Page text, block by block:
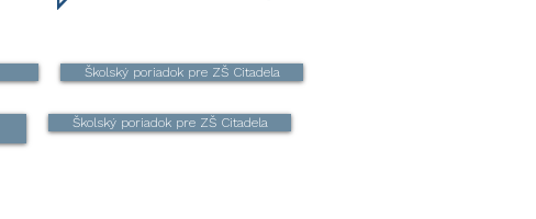
Školský poriadok pre ZŠ Citadela
Školský poriadok pre ZŠ Citadela